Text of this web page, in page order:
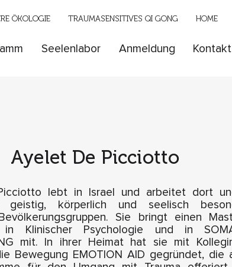
Seelenlabor Anmeldung Kontakt
ÖKOLOGIE TRAUMASENSITIVES QI GONG HOME
Ayelet De Picciotto
lebt in Israel und arbeitet dort
geistig, körperlich und seelisch
Sie bringt einen
in Klinischer Psychologie und in
mit. In ihrer Heimat hat sie mit
Bewegung EMOTION AID gegründet, die